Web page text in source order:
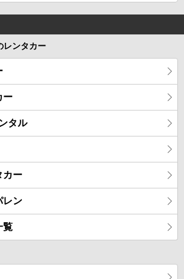
レンタカー
ー
タル
カー
レン
覧